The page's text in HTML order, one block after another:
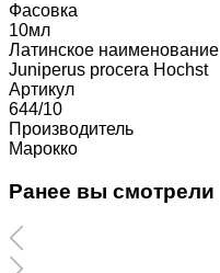
Фасовка
10мл
Латинское наименование
Juniperus procera Hochst
Артикул
644/10
Производитель
Марокко
Ранее вы смотрели